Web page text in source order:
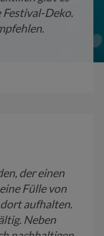
Deko.
der einen
Fülle von
aufhalten.
Neben